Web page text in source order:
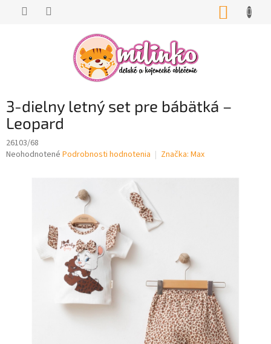
3-dielny letný set pre bábätká –
Leopard
26103/68
Priemerné
hviezdičiek.
Neohodnotené Podrobnosti hodnotenia Značka: Max